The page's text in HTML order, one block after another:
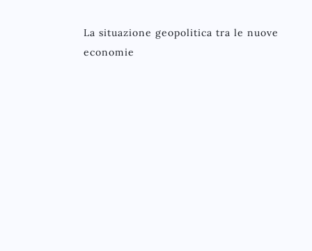
La situazione geopolitica tra le nuove
economie